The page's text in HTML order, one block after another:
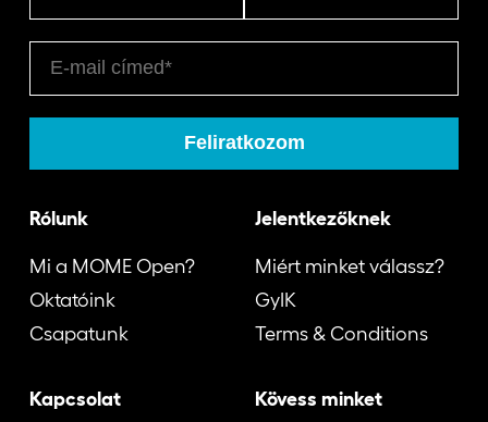
Rólunk
Mi a MOME Open?
Oktatóink
Csapatunk
Jelentkezőknek
Miért minket válassz?
GyIK
Terms & Conditions
Kapcsolat Kövess minket